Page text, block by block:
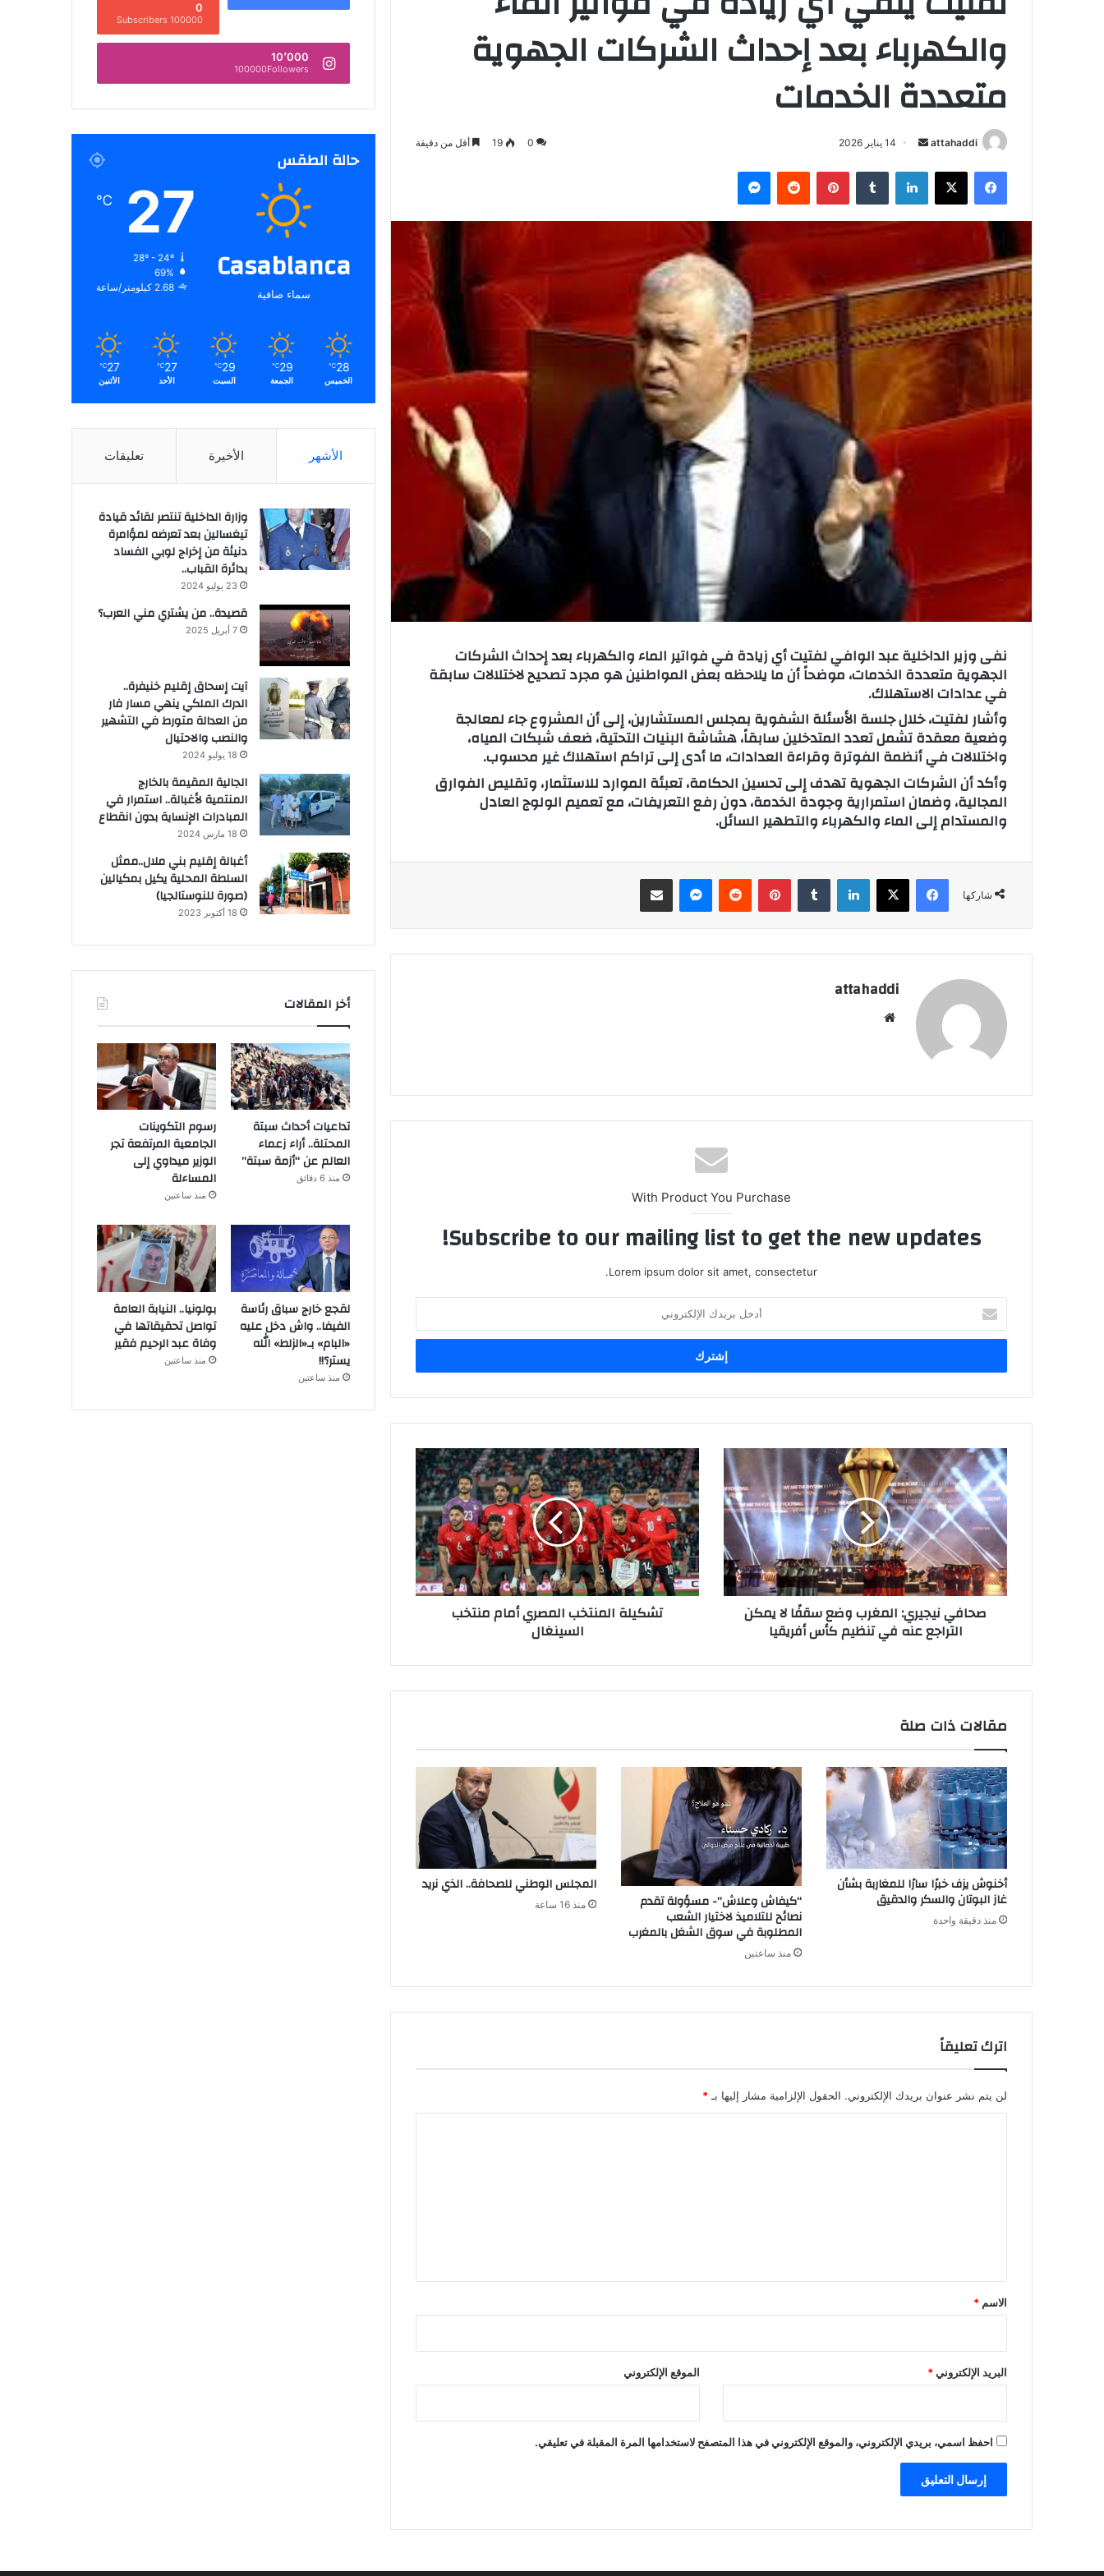
والكهرباء بعد إحداث الشركات الجهوية
متعددة الخدمات
attahaddi
ب
د
إ
ل
ك
ت
ن
14 يناير 2026 0
19 أقل من دقيقة
فيسبوك لينكدإن بينتيريست
نفى وزير الداخلية عبد الوافي لفتيت أي زيادة في فواتير الماء والكهرباء بعد إحداث الشركات
الجهوية متعددة الخدمات، موضحاً أن ما يلاحظه بعض المواطنين هو مجرد تصحيح لاختلالات سابقة
في عدادات الاستهلاك.
وأشار لفتيت، خلال جلسة الأسئلة الشفوية بمجلس المستشارين، إلى أن المشروع جاء لمعالجة
وضعية معقدة تشمل تعدد المتدخلين سابقاً، هشاشة البنيات التحتية، ضعف شبكات المياه،
واختلالات في أنظمة الفوترة وقراءة العدادات، ما أدى إلى تراكم استهلاك غير محسوب.
وأكد أن الشركات الجهوية تهدف إلى تحسين الحكامة، تعبئة الموارد للاستثمار، وتقليص الفوارق
المجالية، وضمان استمرارية وجودة الخدمة، دون رفع التعريفات، مع تعميم الولوج العادل
والمستدام إلى الماء والكهرباء والتطهير السائل.
شاركها
فيسبوك لينكدإن بينتيريست
attahaddi
With Product You Purchase
Subscribe to our mailing list to get the new updates!
Lorem ipsum dolor sit amet, consectetur.
خ
ب
د
ا
ل
إ
ل
ك
ت
ر
و
ن
صحافي نيجيري: المغرب وضع سقفًا لا يمكن
التراجع عنه في تنظيم كأس أفريقيا
تشكيلة المنتخب المصري أمام منتخب
السينغال
مقالات ذات صلة
أخنوش يزف خبرًا سارًا للمغاربة بشأن
غاز البوتان والسكر والدقيق
منذ دقيقة واحدة
“كيفاش وعلاش”- مسؤولة تقدم
نصائح للتلاميذ لاختيار الشعب
المطلوبة في سوق الشغل بالمغرب
منذ ساعتين
المجلس الوطني للصحافة.. الذي نريد
منذ 16 ساعة
اترك تعليقاً
لن يتم نشر عنوان بريدك الإلكتروني. الحقول الإلزامية مشار إليها بـ *
*
الاسم *
البريد الإلكتروني* الموقع الإلكتروني
احفظ اسمي، بريدي الإلكتروني، والموقع الإلكتروني في هذا المتصفح لاستخدامها المرة المقبلة في تعليقي.
0
100000 Subscribers
10٬000
100000Followers
حالة الطقس
Casablanca
سماء صافية
27
℃
28º - 24º
69%
2.68 كيلومتر/ساعة
28
℃
الخميس
29
℃
الجمعة
29
℃
السبت
27
℃
الأحد
27
℃
الأثنين
الأشهر الأخيرة تعليقات
وزارة الداخلية تنتصر لقائد قيادة
تيغسالين بعد تعرضه لمؤامرة
دنيئة من إخراج لوبي الفساد
بدائرة القباب..
23 يوليو 2024
قصيدة.. من يشتري مني العرب؟
7 أبريل 2025
آيت إسحاق إقليم خنيفرة..
الدرك الملكي ينهي مسار فار
من العدالة متورط في التشهير
والنصب والاحتيال
18 يوليو 2024
الجالية المقيمة بالخارج
المنتمية لأغبالة.. استمرار في
المبادرات الإنساية بدون انقطاع
18 مارس 2024
أغبالة إقليم بني ملال..ممثل
السلطة المحلية يكيل بمكيالين
(صورة للنوستالجيا)
18 أكتوبر 2023
أخر المقالات
تداعيات أحداث سبتة
المحتلة.. أراء زعماء
العالم عن “أزمة سبتة”
منذ 6 دقائق
رسوم التكوينات
الجامعية المرتفعة تجر
الوزير ميداوي إلى
المساءلة
منذ ساعتين
لقجع خارج سباق رئاسة
الفيفا.. واش دخل عليه
«البام» بـ«الزلط» الله
يستر؟!!
منذ ساعتين
بولونيا.. النيابة العامة
تواصل تحقيقاتها في
وفاة عبد الرحيم فقير
منذ ساعتين